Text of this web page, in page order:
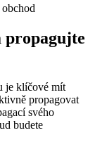
propagujte
je klíčové mít
propagovat
svého
budete